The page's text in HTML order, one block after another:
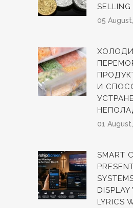
SELLING
05
И
01
SMART
DISPLAY
LYRICS